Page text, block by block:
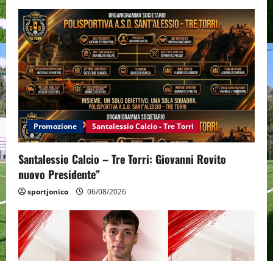
Promozione Santalessio Calcio - Tre Torri
Santalessio Calcio – Tre Torri: Giovanni Rovito
nuovo Presidente”
sportjonico 06/08/2026